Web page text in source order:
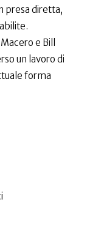
presa diretta,
e Bill
un lavoro di
forma